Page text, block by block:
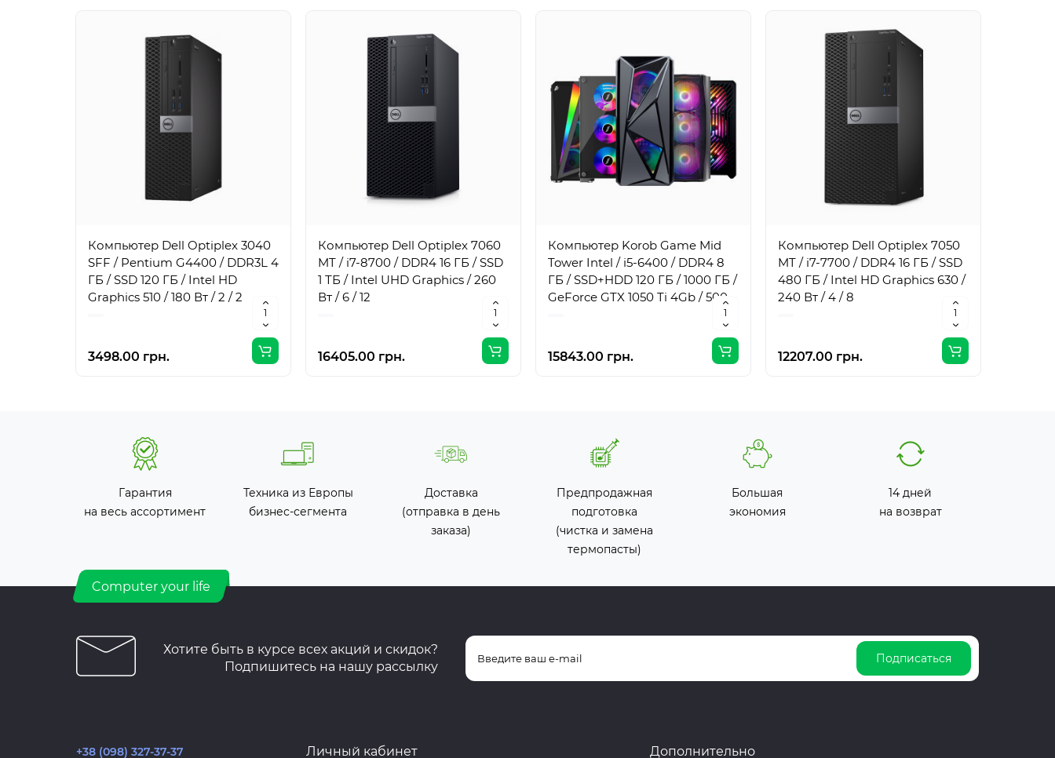
Компьютер Dell Optiplex 3040
SFF / Pentium G4400 / DDR3L 4
ГБ / SSD 120 ГБ / Intel HD
Graphics 510 / 180 Вт / 2 / 2
3498.00 грн.
Компьютер Dell Optiplex 7060
MT / i7-8700 / DDR4 16 ГБ / SSD
1 ТБ / Intel UHD Graphics / 260
Вт / 6 / 12
16405.00 грн.
Компьютер Korob Game Mid
Tower Intel / i5-6400 / DDR4 8
ГБ / SSD+HDD 120 ГБ / 1000 ГБ /
GeForce GTX 1050 Ti 4Gb / 500
15843.00 грн.
Компьютер Dell Optiplex 7050
MT / i7-7700 / DDR4 16 ГБ / SSD
480 ГБ / Intel HD Graphics 630 /
240 Вт / 4 / 8
12207.00 грн.
Гарантия
на весь ассортимент
Техника из Европы
бизнес-сегмента
Доставка
(отправка в день
заказа)
Предпродажная
подготовка
(чистка и замена
термопасты)
Большая
экономия
14 дней
на возврат
Computer your life
Хотите быть в курсе всех акций и скидок?
Подпишитесь на нашу рассылку
Подписаться
+38 (098) 327-37-37 Личный кабинет Дополнительно